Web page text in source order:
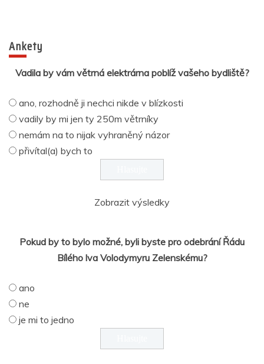
Ankety
Vadila by vám větrná elektrárna poblíž vašeho bydliště?
ano, rozhodně ji nechci nikde v blízkosti
vadily by mi jen ty 250m větrníky
nemám na to nijak vyhraněný názor
přivítal(a) bych to
Zobrazit výsledky
Pokud by to bylo možné, byli byste pro odebrání Řádu
Bílého lva Volodymyru Zelenskému?
ano
ne
je mi to jedno